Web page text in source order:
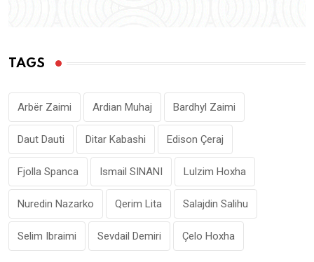
TAGS
Arbër Zaimi Ardian Muhaj Bardhyl Zaimi
Daut Dauti Ditar Kabashi Edison Çeraj
Fjolla Spanca Ismail SINANI Lulzim Hoxha
Nuredin Nazarko Qerim Lita Salajdin Salihu
Selim Ibraimi Sevdail Demiri Çelo Hoxha